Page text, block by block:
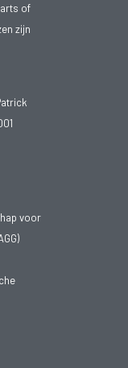
of
zijn
voor